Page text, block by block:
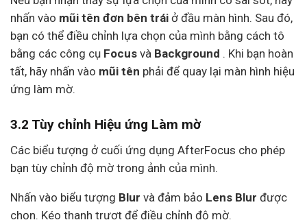
nhấn vào mũi tên đơn bên trái ở đầu màn hình. Sau đó,
bạn có thể điều chỉnh lựa chọn của mình bằng cách tô
bằng các công cụ Focus và Background . Khi bạn hoàn
tất, hãy nhấn vào mũi tên phải để quay lại màn hình hiệu
ứng làm mờ.
3.2 Tùy chỉnh Hiệu ứng Làm mờ
Các biểu tượng ở cuối ứng dụng AfterFocus cho phép
bạn tùy chỉnh độ mờ trong ảnh của mình.
Nhấn vào biểu tượng Blur và đảm bảo Lens Blur được
chọn. Kéo thanh trượt để điều chỉnh độ mờ.